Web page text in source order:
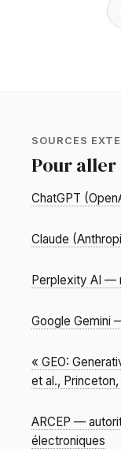
SOURCES
Pour
ChatGPT
Claude
Perplexity AI —
Google Gemini
« GEO:
et al.,
ARCEP —
électroniques